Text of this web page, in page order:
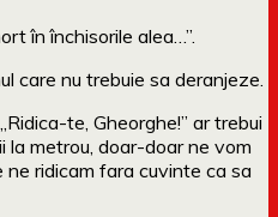
în închisorile alea…”.
care nu trebuie sa deranjeze.
te, Gheorghe!” ar trebui
la metrou, doar-doar ne vom
ne ridicam fara cuvinte ca sa